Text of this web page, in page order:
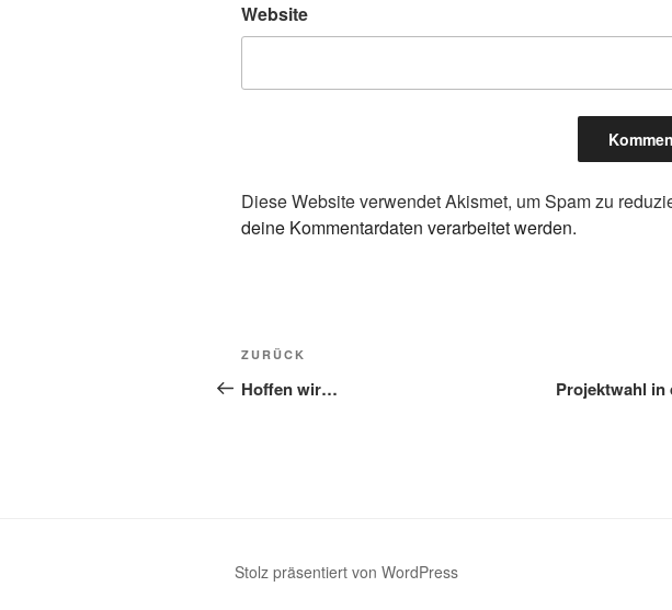
Website
Diese Website verwendet Akismet, um Spam zu
deine Kommentardaten verarbeitet werden.
Beitragsnavigation
Vorheriger
Beitrag
ZURÜCK
Hoffen wir… Projektwahl in
Stolz präsentiert von WordPress